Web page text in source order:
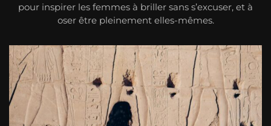
pour inspirer les femmes à briller sans s’excuser, et à
oser être pleinement elles-mêmes.